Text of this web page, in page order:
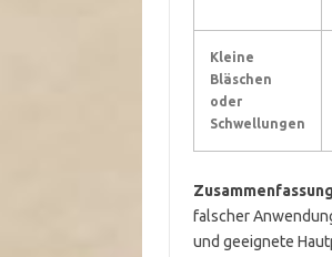
Kleine
Bläschen
oder
Schwellungen
falscher
und geeignete